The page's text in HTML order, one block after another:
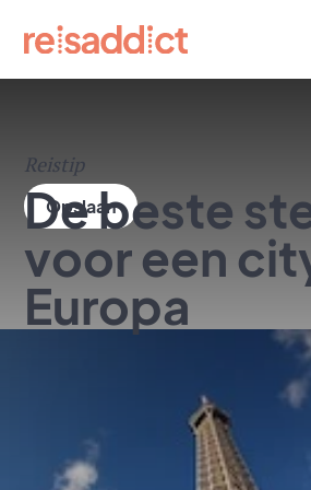
Reistip
De beste
voor een
Europa